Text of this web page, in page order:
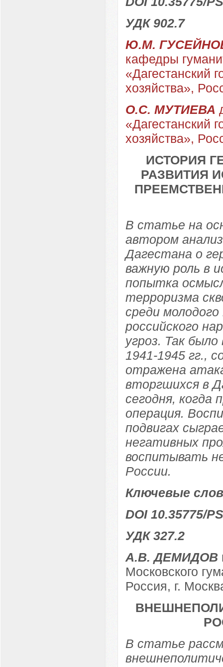
УДК 902.7
Ю.М.
кафедры
«Дагестанский
хозяйства»,
О.С. МУТИЕВА
«Дагестанский
хозяйства»,
ИСТОРИЯ
РАЗВИТИЯ
В статье на
автором
Дагестана о
важную роль в
попытка
терроризма
среди
российского
угроз. Так
1941-1945 гг.,
отражена
вторгшихся в
сегодня, когда
операция.
подвигах
негативных
воспитывать
России.
Ключевые
DOI 10.35775/
УДК 327.2
А.В. ДЕМИДОВ
Московского
Россия, г.
В статье